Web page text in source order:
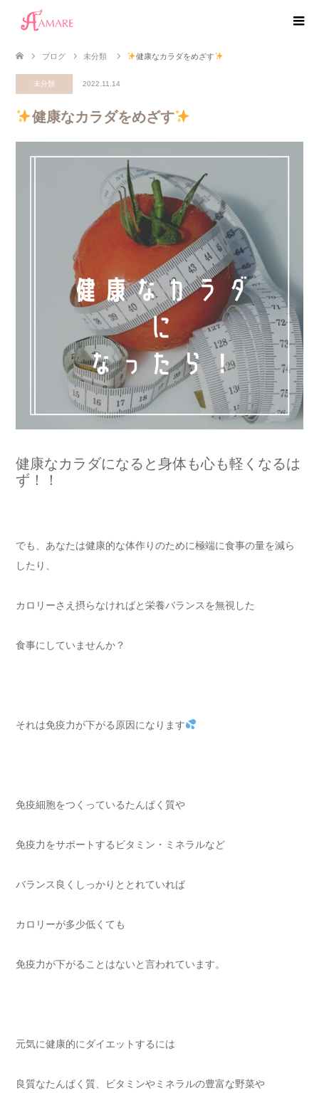
ブログ 未分類 健康なカラダをめざす
未分類 2022.11.14
健康なカラダをめざす
健康なカラダになると身体も心も軽くなるは
ず！！
でも、あなたは健康的な体作りのために極端に食事の量を減ら
したり、
カロリーさえ摂らなければと栄養バランスを無視した
食事にしていませんか？
それは免疫力が下がる原因になります
免疫細胞をつくっているたんぱく質や
免疫力をサポートするビタミン・ミネラルなど
バランス良くしっかりととれていれば
カロリーが多少低くても
免疫力が下がることはないと言われています。
元気に健康的にダイエットするには
良質なたんぱく質、ビタミンやミネラルの豊富な野菜や